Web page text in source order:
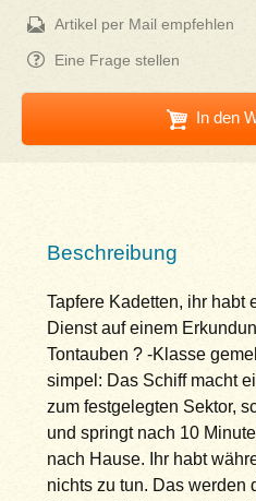
Artikel per Mail empfehlen
Eine Frage stellen
In den
Beschreibung
Tapfere Kadetten, ihr habt
Dienst auf einem
Tontauben ? -Klasse
simpel: Das Schiff macht
zum festgelegten Sektor,
und springt nach 10
nach Hause. Ihr habt
nichts zu tun. Das werden